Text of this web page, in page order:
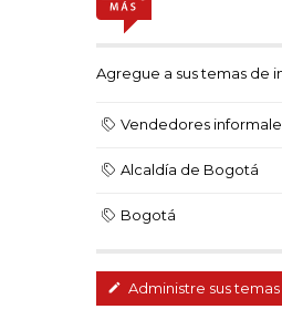
Agregue a sus temas de
Vendedores
Alcaldía de Bogotá
Bogotá
Administre sus temas